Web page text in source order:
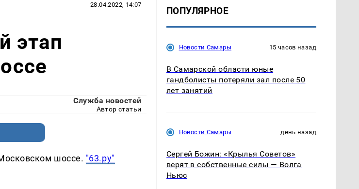
28.04.2022, 14:07
этап
Служба новостей
Автор статьи
шоссе. "63.ру"
ПОПУЛЯРНОЕ
Новости Самары 15 часов назад
В Самарской области юные
гандболисты потеряли зал после 50
лет занятий
Новости Самары день назад
Сергей Божин: «Крылья Советов»
верят в собственные силы — Волга
Ньюс